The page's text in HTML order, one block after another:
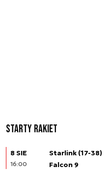
Starty rakiet
8 SIE
16:00
Starlink (17-38)
Falcon 9